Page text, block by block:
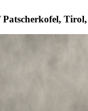
Patscherkofel,